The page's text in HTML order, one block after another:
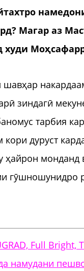
Магар аз
худи
зиндагӣ
тарбия
дуруст
монданд
гӯшношунидро
Full Bright,
намудани